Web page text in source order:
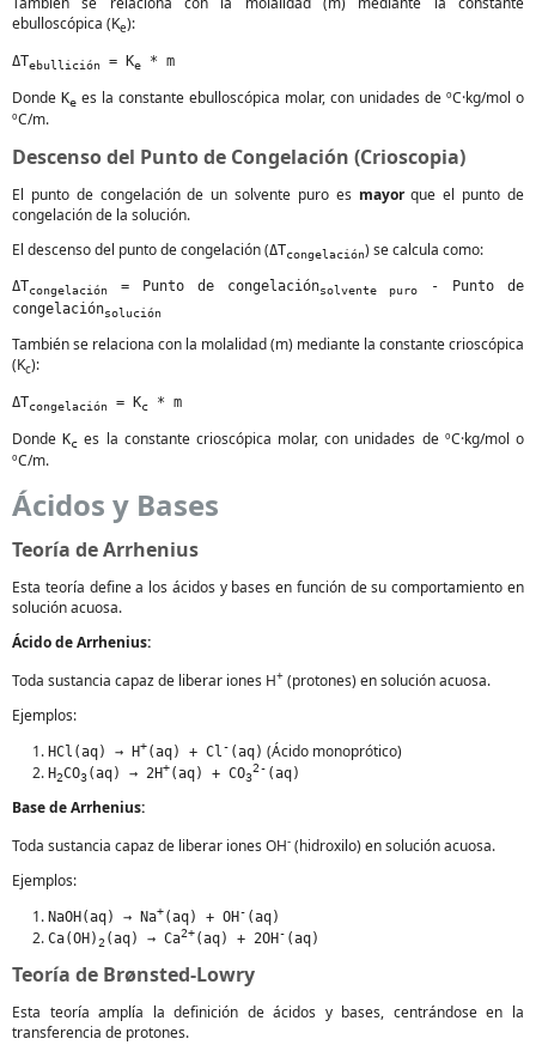
ebulloscópica (Ke):
ΔTebullición = Ke * m
Donde Ke es la constante ebulloscópica molar, con unidades de ºC·kg/mol o
ºC/m.
Descenso del Punto de Congelación (Crioscopia)
El punto de congelación de un solvente puro es mayorque el punto de
congelación de la solución.
El descenso del punto de congelación (ΔTcongelación) se calcula como:
ΔTcongelación = Punto de congelaciónsolvente puro
- Punto de
congelaciónsolución
También se relaciona con la molalidad (m) mediante la constante crioscópica
(Kc):
ΔTcongelación = Kc * m
DondeKc es la constante crioscópica molar, con unidades de ºC·kg/mol o
ºC/m.
Ácidos y Bases
Teoría de Arrhenius
Esta teoría define a los ácidos y bases en función de su comportamiento en
solución acuosa.
Ácido de Arrhenius:
Toda sustancia capaz de liberar iones H+ (protones) en solución acuosa.
Ejemplos:
HCl(aq) → H+(aq) + Cl- (aq) (Ácido monoprótico)
H2CO3(aq) → 2H+(aq) + CO3
2- (aq)
Base de Arrhenius:
Toda sustancia capaz de liberar iones OH- (hidroxilo) en solución acuosa.
Ejemplos:
NaOH(aq) → Na+(aq) + OH- (aq)
Ca(OH)2 (aq) → Ca2+(aq) + 2OH- (aq)
Teoría de Brønsted-Lowry
Esta teoría amplía la definición de ácidos y bases, centrándose en la
transferencia de protones.